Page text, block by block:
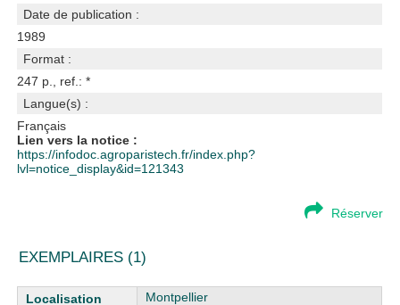
Date de publication :
1989
Format :
247 p., ref.: *
Langue(s) :
Français
Lien vers la notice :
https://infodoc.agroparistech.fr/index.php?
lvl=notice_display&id=121343
Réserver
EXEMPLAIRES (1)
Liste des exemplaires
Montpellier